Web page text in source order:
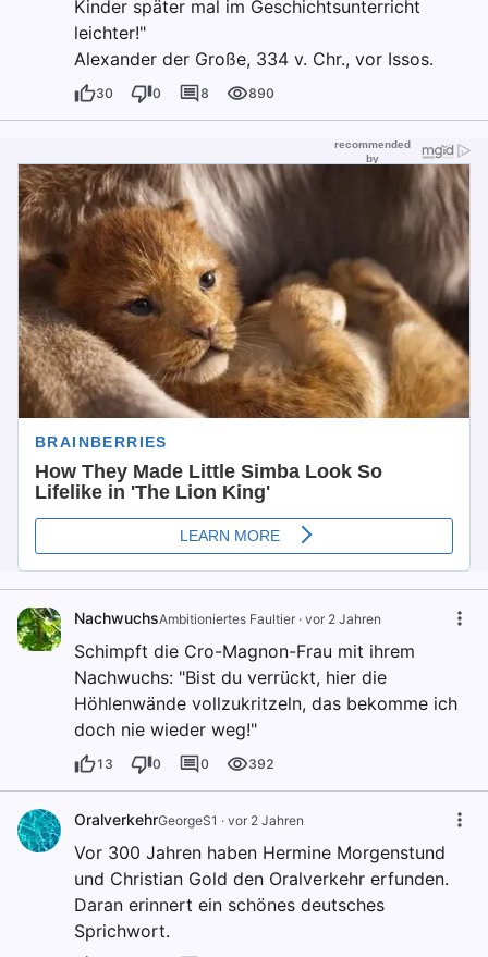
Kinder später mal im Geschichtsunterricht
leichter!"
Alexander der Große, 334 v. Chr., vor Issos.
30 0 8 890
NachwuchsAmbitioniertes Faultier · vor 2 Jahren
Schimpft die Cro-Magnon-Frau mit ihrem
Nachwuchs: "Bist du verrückt, hier die
Höhlenwände vollzukritzeln, das bekomme ich
doch nie wieder weg!"
13 0 0 392
OralverkehrGeorgeS1 · vor 2 Jahren
Vor 300 Jahren haben Hermine Morgenstund
und Christian Gold den Oralverkehr erfunden.
Daran erinnert ein schönes deutsches
Sprichwort.